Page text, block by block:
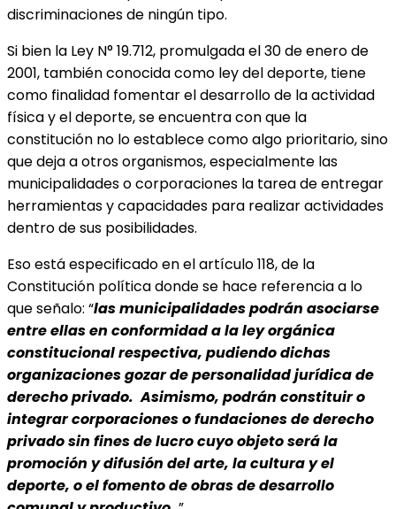
discriminaciones de ningún tipo.
Si bien la Ley N° 19.712, promulgada el 30 de enero de
2001, también conocida como ley del deporte, tiene
como finalidad fomentar el desarrollo de la actividad
física y el deporte, se encuentra con que la
constitución no lo establece como algo prioritario, sino
que deja a otros organismos, especialmente las
municipalidades o corporaciones la tarea de entregar
herramientas y capacidades para realizar actividades
dentro de sus posibilidades.
Eso está especificado en el artículo 118, de la
Constitución política donde se hace referencia a lo
que señalo: “las municipalidades podrán asociarse
entre ellas en conformidad a la ley orgánica
constitucional respectiva, pudiendo dichas
organizaciones gozar de personalidad jurídica de
derecho privado. Asimismo, podrán constituir o
integrar corporaciones o fundaciones de derecho
privado sin fines de lucro cuyo objeto será la
promoción y difusión del arte, la cultura y el
deporte, o el fomento de obras de desarrollo